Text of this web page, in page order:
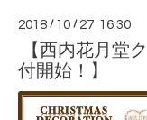
2018 / 10 / 27 16:30
【西内花月堂
付開始！】